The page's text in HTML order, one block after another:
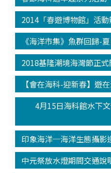
2014「春遊博物館」活
《海洋市集》魚群回歸-
2018基隆潮境海灣節正
【會在海科-迎新春】遊
4月15日海科館水下
印象海洋─海洋生態攝影
中元祭放水燈期間交通說